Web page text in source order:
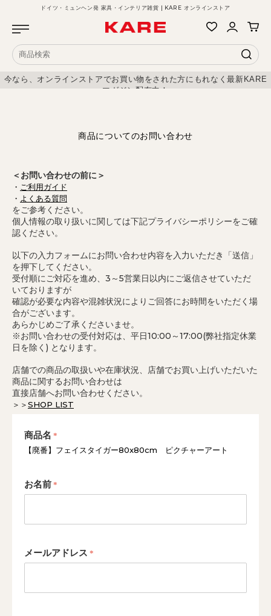
ドイツ・ミュンヘン発 家具・インテリア雑貨 | KARE オンラインストア
今なら、オンラインストアでお買い物をされた方にもれなく最新KARE
マガジン配布中！
商品についてのお問い合わせ
＜お問い合わせの前に＞
・ ご利用ガイド
・ よくある質問
をご参考ください。
個人情報の取り扱いに関しては下記プライバシーポリシーをご確
認ください。
以下の入力フォームにお問い合わせ内容を入力いただき「送信」
を押下してください。
受付順にご対応を進め、3～5営業日以内にご返信させていただ
いておりますが
確認が必要な内容や混雑状況によりご回答にお時間をいただく場
合がございます。
あらかじめご了承くださいませ。
※お問い合わせの受付対応は、平日10:00～17:00(弊社指定休業
日を除く) となります。
店舗での商品の取扱いや在庫状況、店舗でお買い上げいただいた
商品に関するお問い合わせは
直接店舗へお問い合わせください。
＞＞SHOP LIST
商品名
【廃番】フェイスタイガー80x80cm ピクチャーアート
お名前
メールアドレス